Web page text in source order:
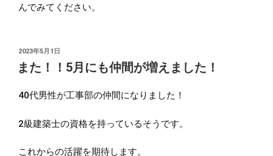
んでみてください。
投
稿
日:
2023年5月1日
また！！5月にも仲間が増えました！
40代男性が工事部の仲間になりました！
2級建築士の資格を持っているそうです。
これからの活躍を期待します。